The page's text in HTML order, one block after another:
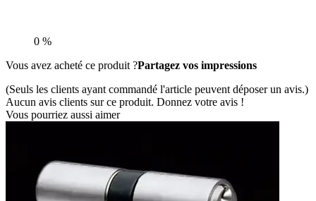
0 %
Vous avez acheté ce produit ?Partagez vos impressions
(Seuls les clients ayant commandé l'article peuvent déposer un avis.)
Aucun avis clients sur ce produit. Donnez votre avis !
Vous pourriez aussi aimer